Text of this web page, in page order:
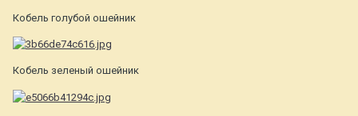
Кобель голубой ошейник
Кобель зеленый ошейник